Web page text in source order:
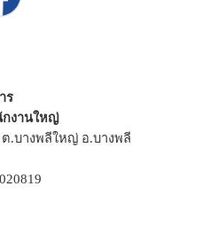
ร
งานใหญ่
.บางพลีใหญ่ อ.บางพลี